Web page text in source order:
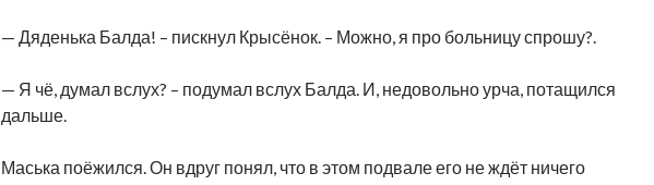
— Дяденька Балда! – пискнул Крысёнок. – Можно, я про больницу спрошу?.
— Я чё, думал вслух? – подумал вслух Балда. И, недовольно урча, потащился
дальше.
Маська поёжился. Он вдруг понял, что в этом подвале его не ждёт ничего